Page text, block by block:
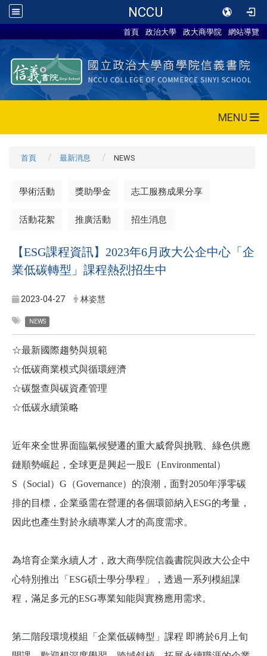
NCCU
首頁 政治大學 政大商學院 網站導覽
MENU
首頁 最新消息 NEWS
學術活動 獎助學金 志工服務成果分享
活動花絮 推廣活動 招生消息
【ESG課程資訊】2023年6月政大公企中心「企
業低碳轉型」課程熱烈招生中
2023-04-27 林姿慧
NEWS
☆最新國際趨勢與規範
☆低碳商業模式與循環經濟
☆碳盤查與碳資產管理
☆低碳永續策略
近年來全世界面臨氣候變遷的重大威脅與挑戰、綠色供應
鏈順勢崛起，全球更是興起一股E （Environmental）
S （Social） G （Governance）的浪潮，面對2050年淨零碳
排的目標，企業亟需在營運的各個環節納入ESG的考量，
因此也產生對於永續專業人才的高度需求。
為培育企業永續人才，政大商學院信義書院與政大公企中
心特別推出「 ESG碩士學分學程」，透過一系列模組課
程，滿足多元的ESG專業知能與實務應用需求。
第二 階段環境模組「企業低碳轉型」課程 即將於6月上旬